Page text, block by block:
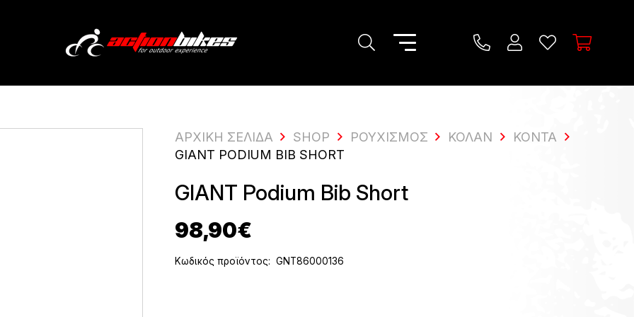
ΑΡΧΙΚΗ ΣΕΛΙΔΑ SHOP ΡΟΥΧΙΣΜΌΣ ΚΟΛΆΝ
ΚΟΝΤΆ
GIANT PODIUM BIB SHORT
GIANT Podium Bib Short
98,90€
Κωδικός προϊόντος: GNT86000136